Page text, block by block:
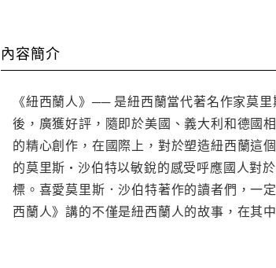
內容簡介
《紐西蘭人》── 是紐西蘭當代著名作家莫
後，廣獲好評，隨即於美國、義大利和德國
的精心創作，在國際上，對於塑造紐西蘭這
的莫里斯•沙伯特以敏銳的感受呼應國人對
標。喜愛莫里斯．沙伯特著作的讀者們，一
西蘭人》講的不僅是紐西蘭人的故事，在其